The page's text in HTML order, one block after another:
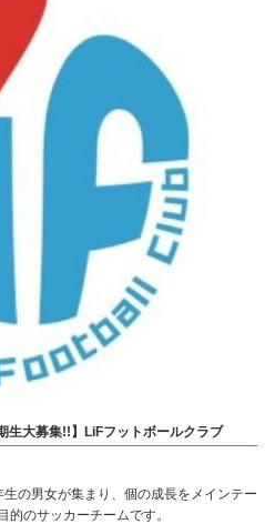
生大募集!!】LiFフットボールクラブ
の男女が集まり、個の成長をメインテー
のサッカーチームです。